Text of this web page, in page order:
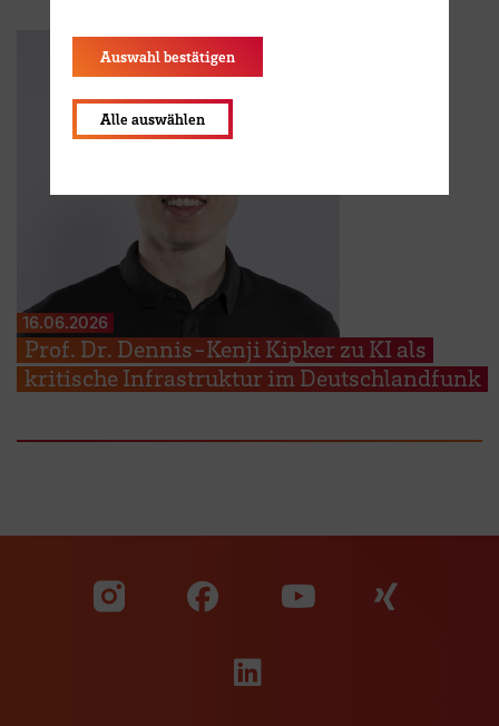
16.06.2026
Prof. Dr. Dennis-Kenji Kipker zu KI als
kritische Infrastruktur im Deutschlandfunk
Zu unserer Facebook
Zu
Zu unserer
Auswahl bestätigen
Alle auswählen